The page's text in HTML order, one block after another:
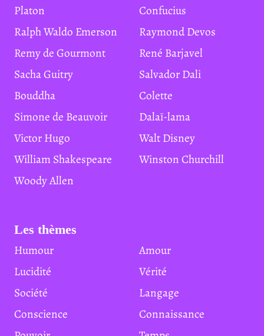
Platon
Confucius
Ralph Waldo Emerson
Raymond Devos
Remy de Gourmont
René Barjavel
Sacha Guitry
Salvador Dali
Bouddha
Colette
Simone de Beauvoir
Dalaï-lama
Victor Hugo
Walt Disney
William Shakespeare
Winston Churchill
Woody Allen
Les thèmes
Humour
Amour
Lucidité
Vérité
Société
Langage
Conscience
Connaissance